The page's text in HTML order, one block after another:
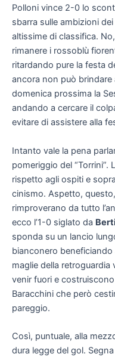
Polloni vince 2-0 lo
sbarra sulle ambizioni
altissime di classifica.
rimanere i rossoblù
ritardando pure la festa
ancora non può brindare
domenica prossima la
andando a cercare il
evitare di assistere alla
Intanto vale la pena
pomeriggio del “Torrini”.
rispetto agli ospiti e
cinismo. Aspetto,
rimproverano da tutto
ecco l’1-0 siglato da Berti
sponda su un lancio
bianconero
maglie della
venir fuori e
Baracchini che però
pareggio.
Così, puntuale, alla
dura legge del gol.